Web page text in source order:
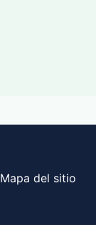
Mapa del sitio